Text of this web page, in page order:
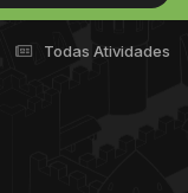
Todas Atividades